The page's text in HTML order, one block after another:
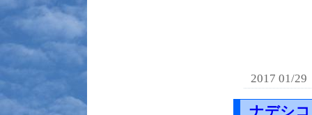
2017 01/29
ナデシコ